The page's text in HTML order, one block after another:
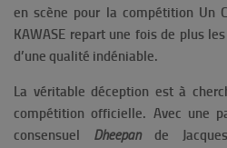
en scène pour la compétition Un
KAWASE repart une fois de plus
d’une qualité indéniable.
La véritable déception est à
compétition officielle. Avec une
consensuel Dheepande